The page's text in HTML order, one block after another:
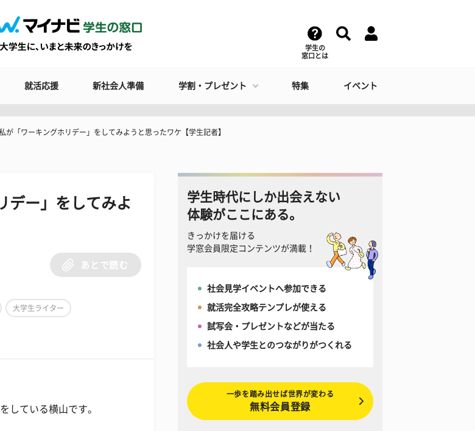
学生の
窓口とは
就活応援 新社会人準備 学割・プレゼント 特集 イベント
が「ワーキングホリデー」をしてみようと思ったワケ【学生記者】
デー」をしてみよ
あとで読む
大学生ライター
している横山です。
学生時代にしか出会えない
体験がここにある。
きっかけを届ける
学窓会員限定コンテンツが満載！
社会見学イベントへ参加できる
就活完全攻略テンプレが使える
試写会・プレゼントなどが当たる
社会人や学生とのつながりがつくれる
一歩を踏み出せば世界が変わる
無料会員登録